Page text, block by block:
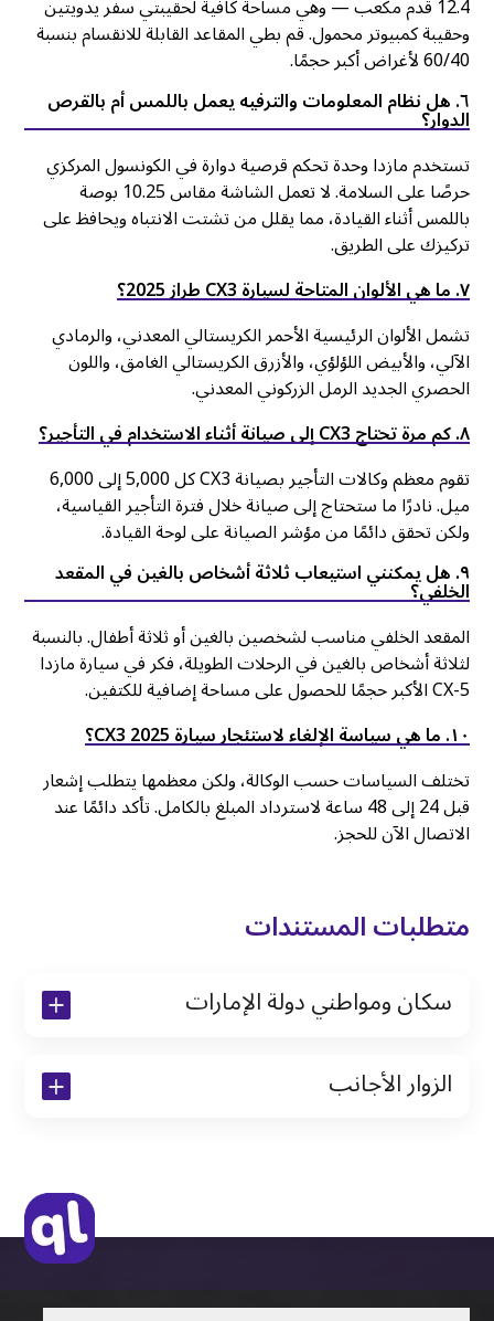
وحقيبة كمبيوتر محمول. قم بطي المقاعد القابلة للانقسام بنسبة
60/40 لأغراض أكبر حجمًا.
٦. هل نظام المعلومات والترفيه يعمل باللمس أم بالقرص
الدوار؟
تستخدم مازدا وحدة تحكم قرصية دوارة في الكونسول المركزي
حرصًا على السلامة. لا تعمل الشاشة مقاس 10.25 بوصة
باللمس أثناء القيادة، مما يقلل من تشتت الانتباه ويحافظ على
تركيزك على الطريق.
٧. ما هي الألوان المتاحة لسيارة CX3 طراز 2025؟
تشمل الألوان الرئيسية الأحمر الكريستالي المعدني، والرمادي
الآلي، والأبيض اللؤلؤي، والأزرق الكريستالي الغامق، واللون
الحصري الجديد الرمل الزركوني المعدني.
٨. كم مرة تحتاج CX3 إلى صيانة أثناء الاستخدام في التأجير؟
تقوم معظم وكالات التأجير بصيانة CX3 كل 5,000 إلى 6,000
ميل. نادرًا ما ستحتاج إلى صيانة خلال فترة التأجير القياسية،
ولكن تحقق دائمًا من مؤشر الصيانة على لوحة القيادة.
٩. هل يمكنني استيعاب ثلاثة أشخاص بالغين في المقعد
الخلفي؟
المقعد الخلفي مناسب لشخصين بالغين أو ثلاثة أطفال. بالنسبة
لثلاثة أشخاص بالغين في الرحلات الطويلة، فكر في سيارة مازدا
CX-5 الأكبر حجمًا للحصول على مساحة إضافية للكتفين.
۱٠. ما هي سياسة الإلغاء لاستئجار سيارة CX3 2025؟
تختلف السياسات حسب الوكالة، ولكن معظمها يتطلب إشعار
قبل 24 إلى 48 ساعة لاسترداد المبلغ بالكامل. تأكد دائمًا عند
الاتصال الآن للحجز.
متطلبات المستندات
سكان ومواطني دولة الإمارات
نسخة من تأشيرة الاقامة
الزوار الأجانب